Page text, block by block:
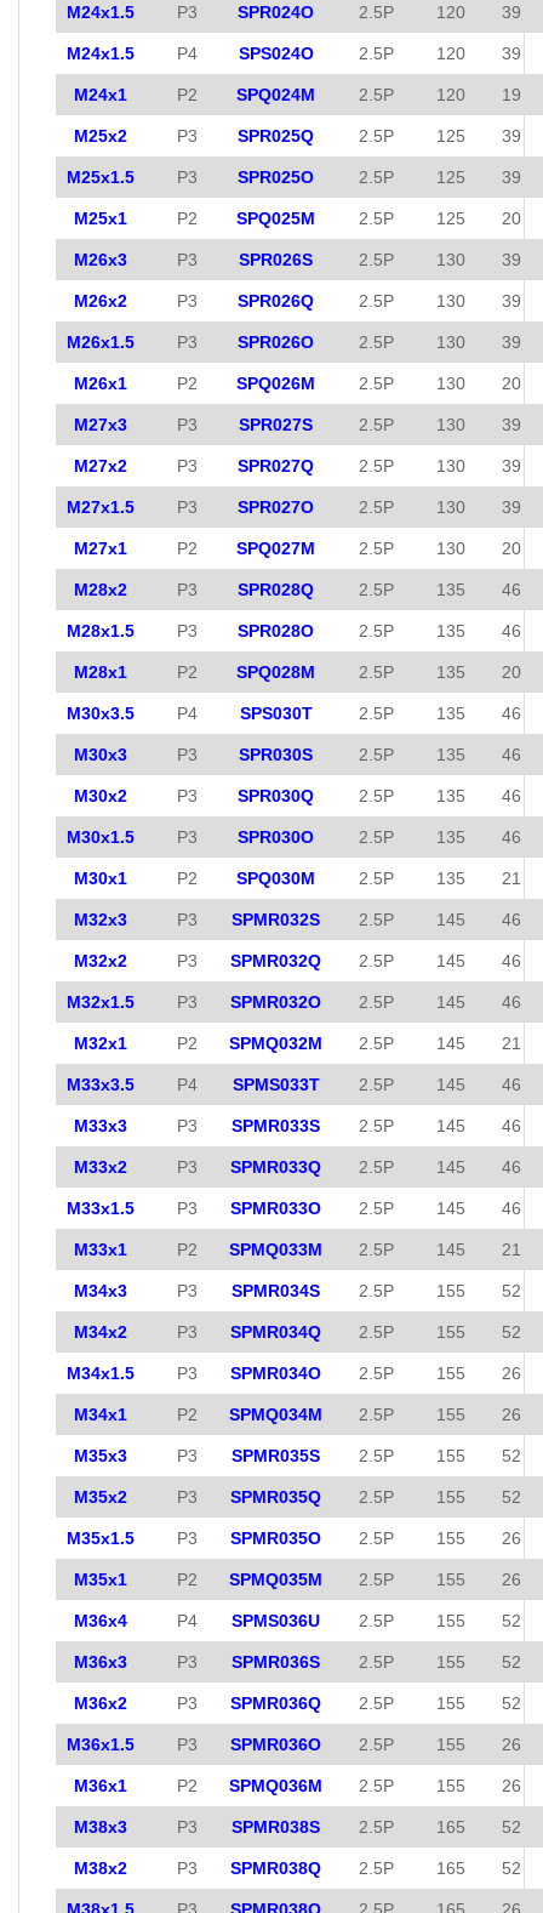
M24x1.5 P3 SPR024O 2.5P 120 39
M24x1.5 P4 SPS024O 2.5P 120 39
M24x1 P2 SPQ024M 2.5P 120 19
M25x2 P3 SPR025Q 2.5P 125 39
M25x1.5 P3 SPR025O 2.5P 125 39
M25x1 P2 SPQ025M 2.5P 125 20
M26x3 P3 SPR026S 2.5P 130 39
M26x2 P3 SPR026Q 2.5P 130 39
M26x1.5 P3 SPR026O 2.5P 130 39
M26x1 P2 SPQ026M 2.5P 130 20
M27x3 P3 SPR027S 2.5P 130 39
M27x2 P3 SPR027Q 2.5P 130 39
M27x1.5 P3 SPR027O 2.5P 130 39
M27x1 P2 SPQ027M 2.5P 130 20
M28x2 P3 SPR028Q 2.5P 135 46
M28x1.5 P3 SPR028O 2.5P 135 46
M28x1 P2 SPQ028M 2.5P 135 20
M30x3.5 P4 SPS030T 2.5P 135 46
M30x3 P3 SPR030S 2.5P 135 46
M30x2 P3 SPR030Q 2.5P 135 46
M30x1.5 P3 SPR030O 2.5P 135 46
M30x1 P2 SPQ030M 2.5P 135 21
M32x3 P3 SPMR032S 2.5P 145 46
M32x2 P3 SPMR032Q 2.5P 145 46
M32x1.5 P3 SPMR032O 2.5P 145 46
M32x1 P2 SPMQ032M 2.5P 145 21
M33x3.5 P4 SPMS033T 2.5P 145 46
M33x3 P3 SPMR033S 2.5P 145 46
M33x2 P3 SPMR033Q 2.5P 145 46
M33x1.5 P3 SPMR033O 2.5P 145 46
M33x1 P2 SPMQ033M 2.5P 145 21
M34x3 P3 SPMR034S 2.5P 155 52
M34x2 P3 SPMR034Q 2.5P 155 52
M34x1.5 P3 SPMR034O 2.5P 155 26
M34x1 P2 SPMQ034M 2.5P 155 26
M35x3 P3 SPMR035S 2.5P 155 52
M35x2 P3 SPMR035Q 2.5P 155 52
M35x1.5 P3 SPMR035O 2.5P 155 26
M35x1 P2 SPMQ035M 2.5P 155 26
M36x4 P4 SPMS036U 2.5P 155 52
M36x3 P3 SPMR036S 2.5P 155 52
M36x2 P3 SPMR036Q 2.5P 155 52
M36x1.5 P3 SPMR036O 2.5P 155 26
M36x1 P2 SPMQ036M 2.5P 155 26
M38x3 P3 SPMR038S 2.5P 165 52
M38x2 P3 SPMR038Q 2.5P 165 52
M38x1.5 P3 SPMR038O 2.5P 165 26